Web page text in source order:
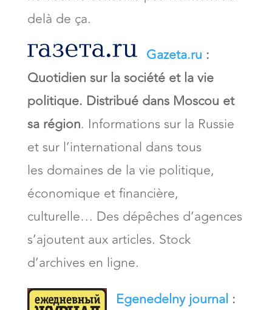
delà de ça.
Gazeta.ru :
Quotidien sur la société et la vie
politique. Distribué dans Moscou et
sa région. Informations sur la Russie
et sur l’international dans tous
les domaines de la vie politique,
économique et financière,
culturelle… Des dépêches d’agences
s’ajoutent aux articles. Stock
d’archives en ligne.
Egenedelny journal :